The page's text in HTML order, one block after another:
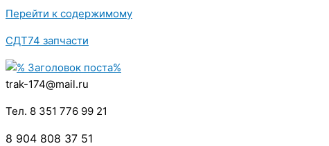
Перейти к содержимому
СДТ74 запчасти
trak-174@mail.ru
Тел. 8 351 776 99 21
8 904 808 37 51